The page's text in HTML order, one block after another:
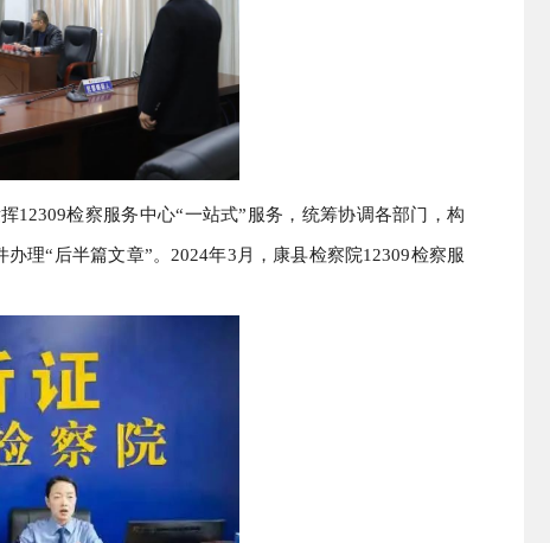
12309检察服务中心“一站式”服务，统筹协调各部门，构
理“后半篇文章”。2024年3月，康县检察院12309检察服